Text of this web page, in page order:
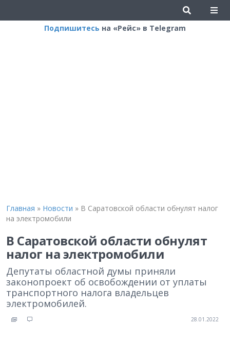
Подпишитесь на «Рейс» в Telegram
Главная » Новости » В Саратовской области обнулят налог
на электромобили
В Саратовской области обнулят
налог на электромобили
Депутаты областной думы приняли
законопроект об освобождении от уплаты
транспортного налога владельцев
электромобилей.
28.01.2022